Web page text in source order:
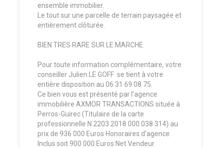
ensemble immobilier.
Le tout sur une parcelle de terrain paysagée et
entièrement clôturée.
BIEN TRES RARE SUR LE MARCHE.
Pour toute information complémentaire, votre
conseiller Julien LE GOFF se tient à votre
entière disposition au 06 31 69 08 75.
Ce bien vous est présenté par l'agence
immobilière AXMOR TRANSACTIONS située à
Perros-Guirec (Titulaire de la carte
professionnelle N 2203 2018 000 038 314) au
prix de 936 000 Euros Honoraires d'agence
Inclus soit 900 000 Euros Net Vendeur.